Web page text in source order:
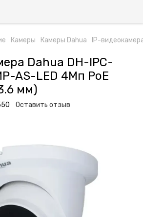
Камеры Камеры Dahua IP-
Dahua DH-IPC-
AS-LED 4Мп PoE
мм)
Оставить отзыв